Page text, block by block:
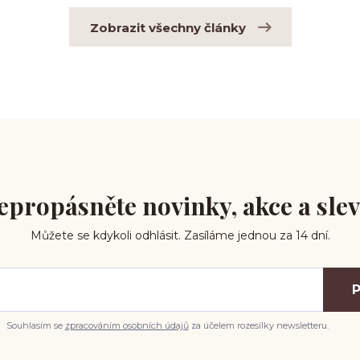
Zobrazit všechny články
novinky, akce a
Můžete se kdykoli odhlásit. Zasíláme jednou za 14 dní.
Souhlasím se zpracováním osobních údajůza účelem rozesílky newsletteru.